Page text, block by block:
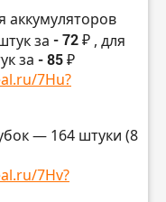
аккумуляторов
за - 72 ₽ , для
за - 85 ₽
7Hu?
— 164 штуки (8
7Hv?